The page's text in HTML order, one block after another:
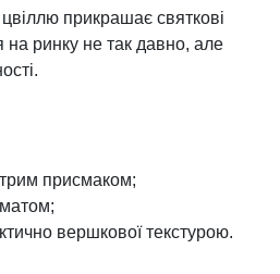
цвіллю прикрашає святкові
на ринку не так давно, але
присмаком;
вершкової текстурою.